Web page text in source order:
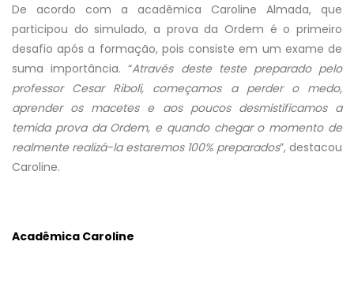
De acordo com a acadêmica Caroline Almada, que
participou do simulado, a prova da Ordem é o primeiro
desafio após a formação, pois consiste em um exame de
suma importância. “Através deste teste preparado pelo
professor Cesar Riboli, começamos a perder o medo,
aprender os macetes e aos poucos desmistificamos a
temida prova da Ordem, e quando chegar o momento de
realmente realizá-la estaremos 100% preparados”, destacou
Caroline.
Acadêmica Caroline